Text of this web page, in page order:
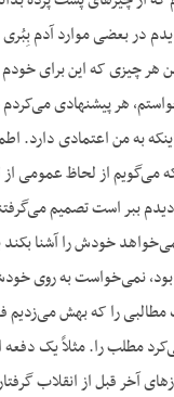
در بعضی موارد آدم
هر چیزی که این برای
هر پیشنهادی
به من اعتمادی دارد.
که می‌گویم از لحاظ
ببر است تصمیم
خودش را آشنا بکند
بود، نمی‌خواست به روی
مطالبی را که بهش می‌زدیم
مطلب را. مثلاً یک دفعه
آخر قبل از انقلاب